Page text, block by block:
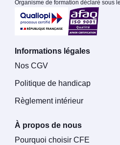
Organisme de formation déclaré sous
Informations légales
Nos CGV
Politique de handicap
Règlement intérieur
À propos de nous
Pourquoi choisir CFE